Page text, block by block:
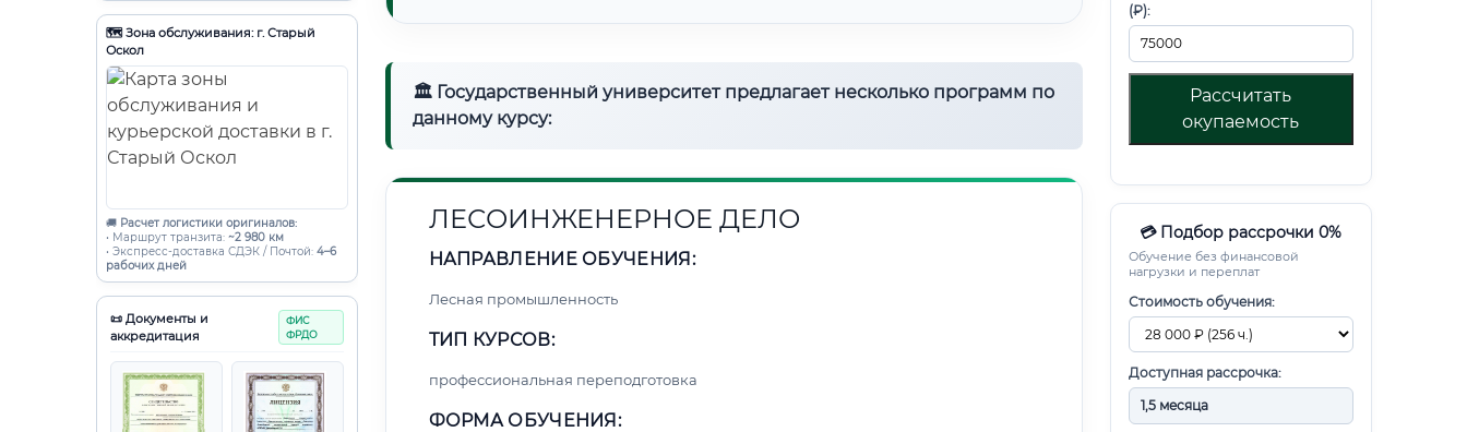
🗺️ Зона обслуживания: г. Старый
Оскол
🚚 Расчет логистики оригиналов:
• Маршрут транзита: ~2 980 км
• Экспресс-доставка СДЭК / Почтой: 4–6
рабочих дней
📜 Документы и
аккредитация
ФИС
ФРДО
(₽):
Рассчитать
окупаемость
💳 Подбор рассрочки 0%
Обучение без финансовой
нагрузки и переплат
Стоимость обучения:
Доступная рассрочка:
🏛 Государственный университет предлагает несколько программ по
данному курсу:
ЛЕСОИНЖЕНЕРНОЕ ДЕЛО
НАПРАВЛЕНИЕ ОБУЧЕНИЯ:
Лесная промышленность
ТИП КУРСОВ:
профессиональная переподготовка
ФОРМА ОБУЧЕНИЯ: